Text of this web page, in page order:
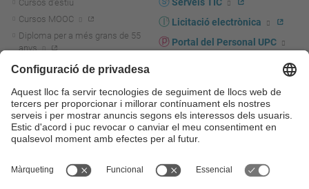
Cursos d'estiu
Cursos MOOC
Diploma per a més grans de 55
anys
Actualitat R+D+I
La recerca a la UPC
La transferència, l'emprenedoria i
la innovació a la UPC
Foment i suport a la
Serveis TIC
Licitació electrònica
Portal del Personal UPC
Marca corporativa
UPCshop, marxandatge
Sala de premsa
Autoprotecció i emergències